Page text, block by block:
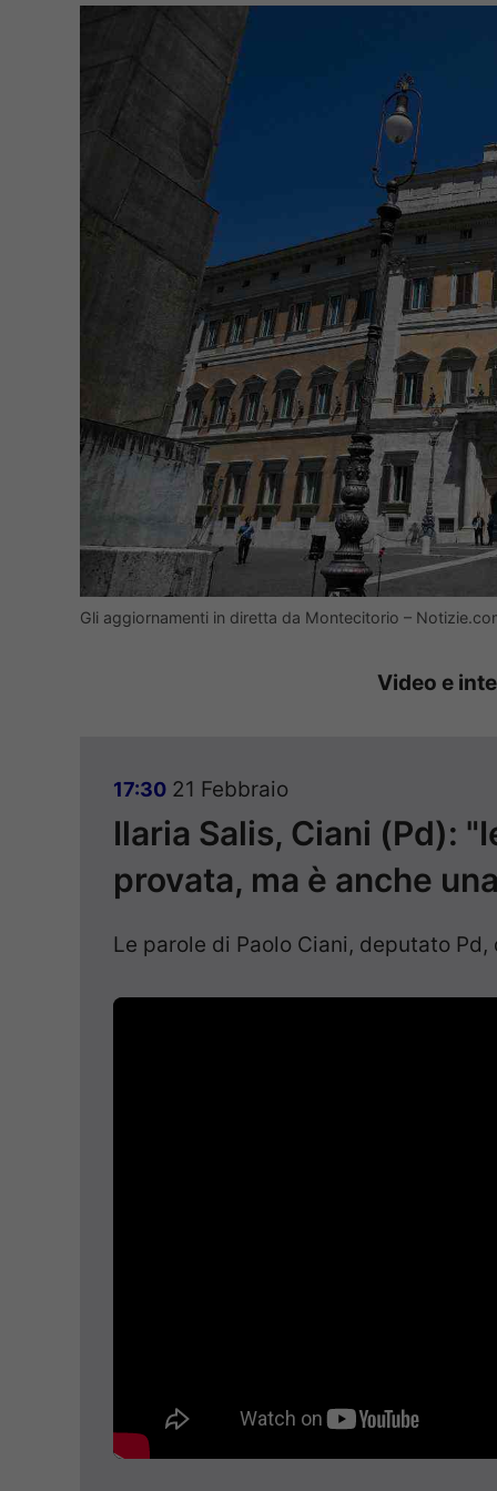
Gli aggiornamenti in diretta da Montecitorio –
Video e
17:30 21 Febbraio
Ilaria Salis, Ciani (Pd):
provata, ma è anche
Le parole di Paolo Ciani, deputato Pd,